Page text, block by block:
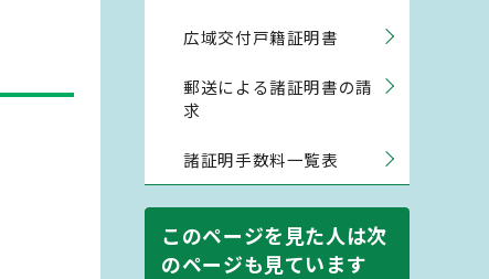
広域交付戸籍証明書
郵送による諸証明書の請
求
諸証明手数料一覧表
このページを見た人は次
のページも見ています